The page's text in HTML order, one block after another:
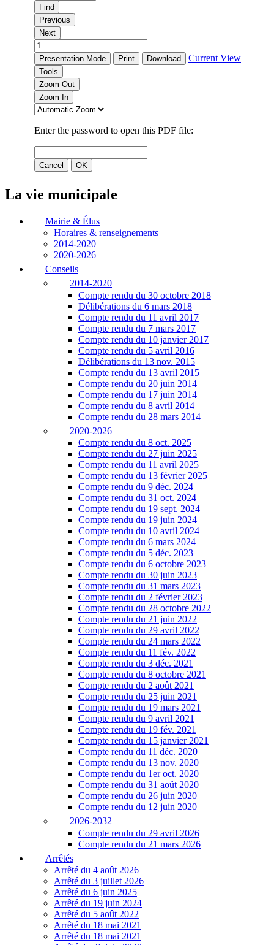
La vie municipale
Mairie & Élus
Horaires & renseignements
2014-2020
2020-2026
Conseils
2014-2020
Compte rendu du 30 octobre 2018
Délibérations du 6 mars 2018
Compte rendu du 11 avril 2017
Compte rendu du 7 mars 2017
Compte rendu du 10 janvier 2017
Compte rendu du 5 avril 2016
Délibérations du 13 nov. 2015
Compte rendu du 13 avril 2015
Compte rendu du 20 juin 2014
Compte rendu du 17 juin 2014
Compte rendu du 8 avril 2014
Compte rendu du 28 mars 2014
2020-2026
Compte rendu du 8 oct. 2025
Compte rendu du 27 juin 2025
Compte rendu du 11 avril 2025
Compte rendu du 13 février 2025
Compte rendu du 9 déc. 2024
Compte rendu du 31 oct. 2024
Compte rendu du 19 sept. 2024
Compte rendu du 19 juin 2024
Compte rendu du 10 avril 2024
Compte rendu du 6 mars 2024
Compte rendu du 5 déc. 2023
Compte rendu du 6 octobre 2023
Compte rendu du 30 juin 2023
Compte rendu du 31 mars 2023
Compte rendu du 2 février 2023
Compte rendu du 28 octobre 2022
Compte rendu du 21 juin 2022
Compte rendu du 29 avril 2022
Compte rendu du 24 mars 2022
Compte rendu du 11 fév. 2022
Compte rendu du 3 déc. 2021
Compte rendu du 8 octobre 2021
Compte rendu du 2 août 2021
Compte rendu du 25 juin 2021
Compte rendu du 19 mars 2021
Compte rendu du 9 avril 2021
Compte rendu du 19 fév. 2021
Compte rendu du 15 janvier 2021
Compte rendu du 11 déc. 2020
Compte rendu du 13 nov. 2020
Compte rendu du 1er oct. 2020
Compte rendu du 31 août 2020
Compte rendu du 26 juin 2020
Compte rendu du 12 juin 2020
2026-2032
Compte rendu du 29 avril 2026
Compte rendu du 21 mars 2026
Arrêtés
Arrêté du 4 août 2026
Arrêté du 3 juillet 2026
Arrêté du 6 juin 2025
Arrêté du 19 juin 2024
Arrêté du 5 août 2022
Arrêté du 18 mai 2021
Arrêté du 18 mai 2021